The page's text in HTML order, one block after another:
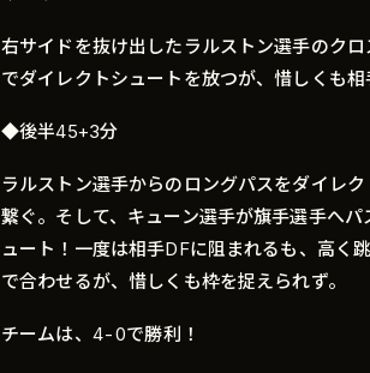
右サイドを抜け出したラルストン選手のク
でダイレクトシュートを放つが、惜しくも相
◆後半45+3分
ラルストン選手からのロングパスをダイレ
繋ぐ。そして、キューン選手が旗手選手へ
ュート！一度は相手DFに阻まれるも、高く
で合わせるが、惜しくも枠を捉えられず。
チームは、4-0で勝利！